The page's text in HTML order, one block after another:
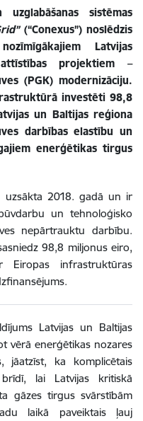
sistēmas
(“Conexus”) noslēdzis
Latvijas
projektiem –
(PGK) modernizāciju.
investēti 98,8
un Baltijas reģiona
darbības elastību un
enerģētikas tirgus
uzsākta 2018. gadā un ir
un tehnoloģisko
nepārtrauktu darbību.
98,8 miljonus eiro,
infrastruktūras
Latvijas un Baltijas
vērā enerģētikas nozares
jāatzīst, ka komplicētais
lai Latvijas kritiskā
gāzes tirgus svārstībām
laikā paveiktais ļauj